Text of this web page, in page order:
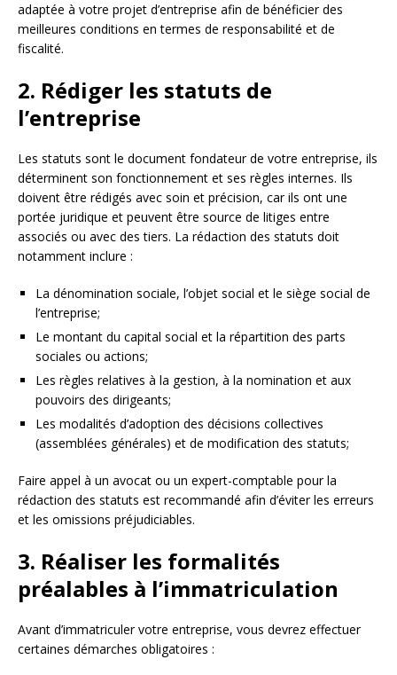
adaptée à votre projet d’entreprise afin de bénéficier des
meilleures conditions en termes de responsabilité et de
fiscalité.
2. Rédiger les statuts de
l’entreprise
Les statuts sont le document fondateur de votre entreprise, ils
déterminent son fonctionnement et ses règles internes. Ils
doivent être rédigés avec soin et précision, car ils ont une
portée juridique et peuvent être source de litiges entre
associés ou avec des tiers. La rédaction des statuts doit
notamment inclure :
La dénomination sociale, l’objet social et le siège social de
l’entreprise;
Le montant du capital social et la répartition des parts
sociales ou actions;
Les règles relatives à la gestion, à la nomination et aux
pouvoirs des dirigeants;
Les modalités d’adoption des décisions collectives
(assemblées générales) et de modification des statuts;
Faire appel à un avocat ou un expert-comptable pour la
rédaction des statuts est recommandé afin d’éviter les erreurs
et les omissions préjudiciables.
3. Réaliser les formalités
préalables à l’immatriculation
Avant d’immatriculer votre entreprise, vous devrez effectuer
certaines démarches obligatoires :